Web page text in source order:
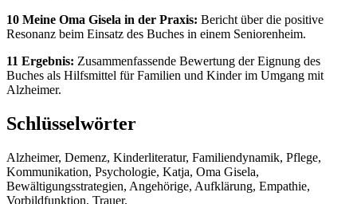
10 Meine Oma Gisela in der Praxis: Bericht über die positive
Resonanz beim Einsatz des Buches in einem Seniorenheim.
11 Ergebnis: Zusammenfassende Bewertung der Eignung des
Buches als Hilfsmittel für Familien und Kinder im Umgang mit
Alzheimer.
Schlüsselwörter
Alzheimer, Demenz, Kinderliteratur, Familiendynamik, Pflege,
Kommunikation, Psychologie, Katja, Oma Gisela,
Bewältigungsstrategien, Angehörige, Aufklärung, Empathie,
Vorbildfunktion, Trauer.